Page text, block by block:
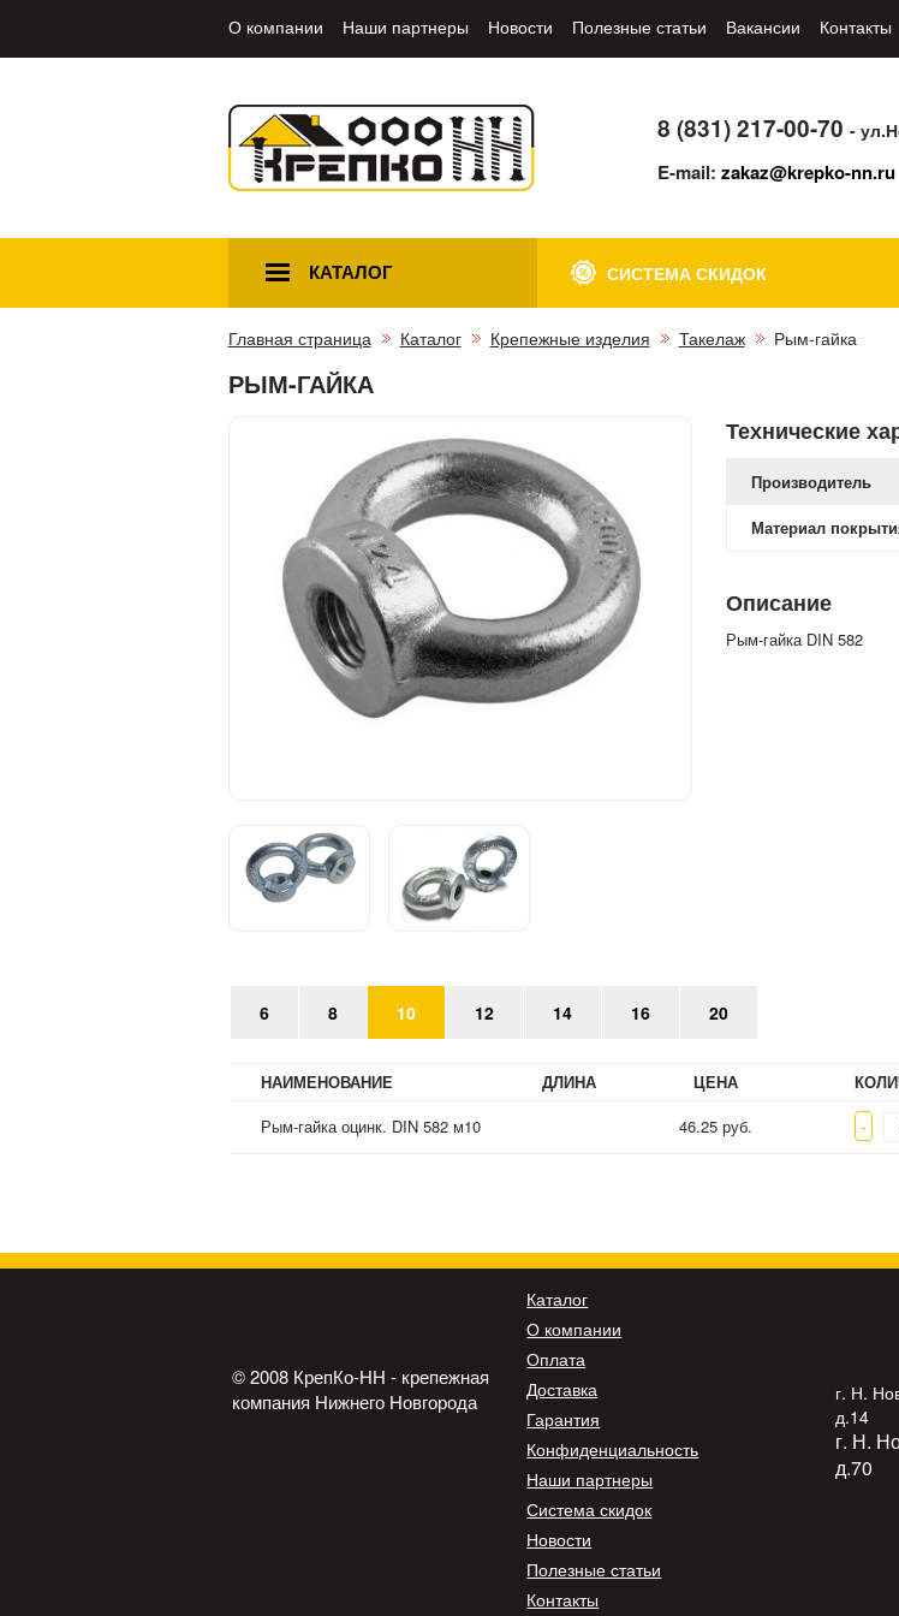
О компании Наши партнеры Новости Полезные статьи Вакансии Контакты
8 (831) 217-00-70-
E-mail:zakaz@krepko-nn.ru
КАТАЛОГ СИСТЕМА СКИДОК
Главная страница Каталог Крепежные изделия Такелаж
Рым-гайка
РЫМ-ГАЙКА
Технические
Производитель
Материал
Описание
Рым-гайка DIN 582
6 8 10 12 14 16 20
НАИМЕНОВАНИЕ ДЛИНА ЦЕНА
Рым-гайка оцинк. DIN 582 м10
46.25 руб. -
© 2008 КрепКо-НН - крепежная
компания Нижнего Новгорода
Каталог
О компании
Оплата
Доставка
Гарантия
Конфиденциальность
Наши партнеры
Система скидок
Новости
Полезные статьи
Контакты
г. Н.
д.14
г. Н.
д.70